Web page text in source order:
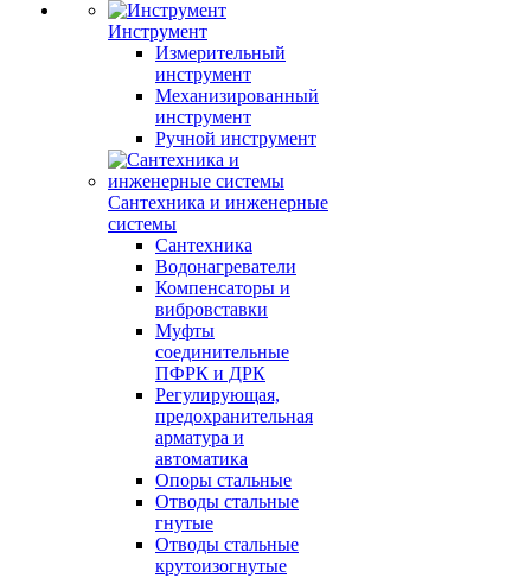
Инструмент
Измерительный
инструмент
Механизированный
инструмент
Ручной инструмент
Сантехника и инженерные
системы
Сантехника
Водонагреватели
Компенсаторы и
вибровставки
Муфты
соединительные
ПФРК и ДРК
Регулирующая,
предохранительная
арматура и
автоматика
Опоры стальные
Отводы стальные
гнутые
Отводы стальные
крутоизогнутые